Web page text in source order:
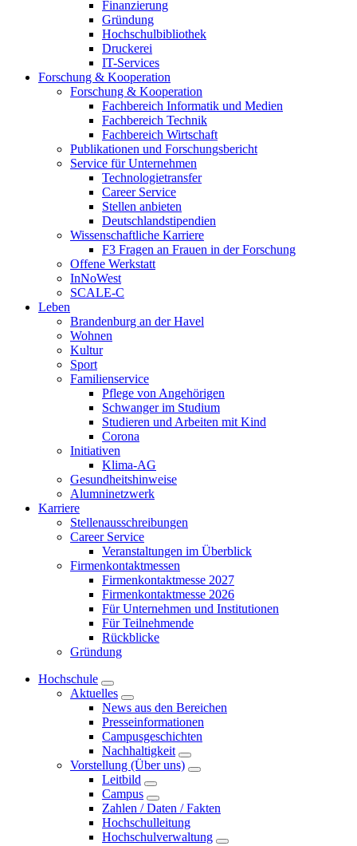
Finanzierung
Gründung
Hochschulbibliothek
Druckerei
IT-Services
Forschung & Kooperation
Forschung & Kooperation
Fachbereich Informatik und Medien
Fachbereich Technik
Fachbereich Wirtschaft
Publikationen und Forschungsbericht
Service für Unternehmen
Technologietransfer
Career Service
Stellen anbieten
Deutschlandstipendien
Wissenschaftliche Karriere
F3 Fragen an Frauen in der Forschung
Offene Werkstatt
InNoWest
SCALE-C
Leben
Brandenburg an der Havel
Wohnen
Kultur
Sport
Familienservice
Pflege von Angehörigen
Schwanger im Studium
Studieren und Arbeiten mit Kind
Corona
Initiativen
Klima-AG
Gesundheitshinweise
Alumninetzwerk
Karriere
Stellenausschreibungen
Career Service
Veranstaltungen im Überblick
Firmenkontaktmessen
Firmenkontaktmesse 2027
Firmenkontaktmesse 2026
Für Unternehmen und Institutionen
Für Teilnehmende
Rückblicke
Gründung
Hochschule
Aktuelles
News aus den Bereichen
Presseinformationen
Campusgeschichten
Nachhaltigkeit
Vorstellung (Über uns)
Leitbild
Campus
Zahlen / Daten / Fakten
Hochschulleitung
Hochschulverwaltung